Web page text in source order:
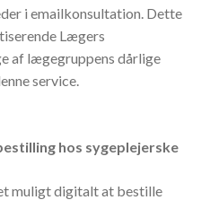
i emailkonsultation. Dette
Lægers
af lægegruppens dårlige
service.
hos sygeplejerske
muligt digitalt at bestille